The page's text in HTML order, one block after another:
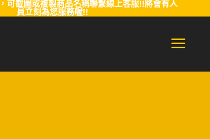
可截圖或複製商品名稱聯繫線上客服!!將會有人
員立刻為您服務喔!!